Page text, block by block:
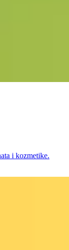
i kozmetike.